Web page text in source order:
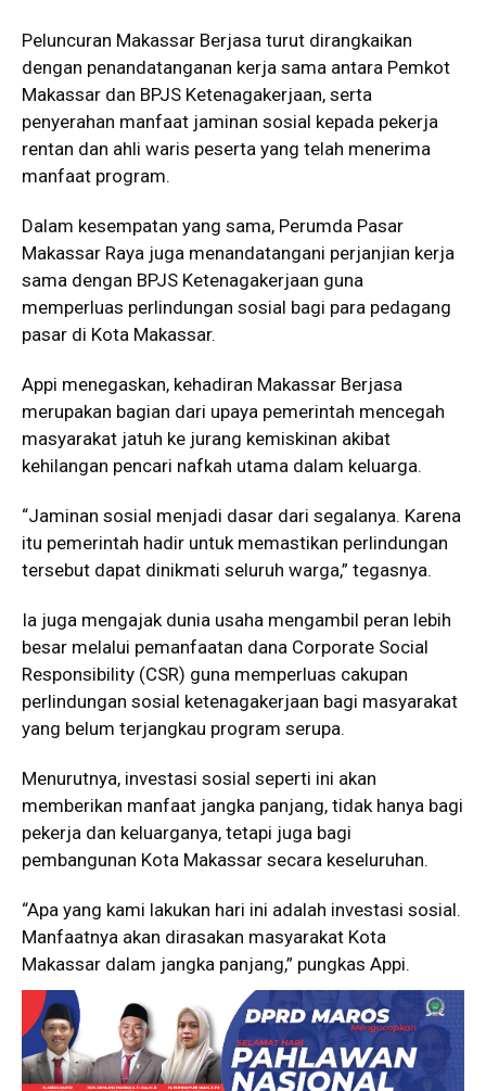
Peluncuran Makassar Berjasa turut dirangkaikan
dengan penandatanganan kerja sama antara Pemkot
Makassar dan BPJS Ketenagakerjaan, serta
penyerahan manfaat jaminan sosial kepada pekerja
rentan dan ahli waris peserta yang telah menerima
manfaat program.
Dalam kesempatan yang sama, Perumda Pasar
Makassar Raya juga menandatangani perjanjian kerja
sama dengan BPJS Ketenagakerjaan guna
memperluas perlindungan sosial bagi para pedagang
pasar di Kota Makassar.
Appi menegaskan, kehadiran Makassar Berjasa
merupakan bagian dari upaya pemerintah mencegah
masyarakat jatuh ke jurang kemiskinan akibat
kehilangan pencari nafkah utama dalam keluarga.
“Jaminan sosial menjadi dasar dari segalanya. Karena
itu pemerintah hadir untuk memastikan perlindungan
tersebut dapat dinikmati seluruh warga,” tegasnya.
Ia juga mengajak dunia usaha mengambil peran lebih
besar melalui pemanfaatan dana Corporate Social
Responsibility (CSR) guna memperluas cakupan
perlindungan sosial ketenagakerjaan bagi masyarakat
yang belum terjangkau program serupa.
Menurutnya, investasi sosial seperti ini akan
memberikan manfaat jangka panjang, tidak hanya bagi
pekerja dan keluarganya, tetapi juga bagi
pembangunan Kota Makassar secara keseluruhan.
“Apa yang kami lakukan hari ini adalah investasi sosial.
Manfaatnya akan dirasakan masyarakat Kota
Makassar dalam jangka panjang,” pungkas Appi.